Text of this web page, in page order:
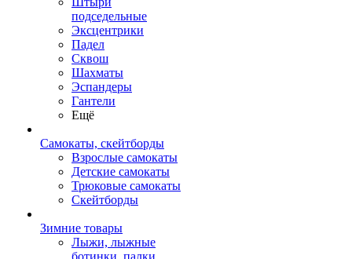
подседельные
Эксцентрики
Падел
Сквош
Шахматы
Эспандеры
Гантели
Ещё
Самокаты, скейтборды
Взрослые самокаты
Детские самокаты
Трюковые самокаты
Скейтборды
Зимние товары
Лыжи, лыжные
ботинки, палки